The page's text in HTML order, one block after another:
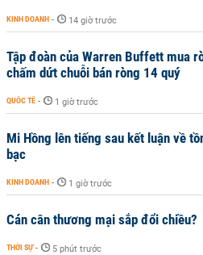
KINH DOANH - 14 giờ trước
Tập đoàn của Warren Buffett mua
chấm dứt chuỗi bán ròng 14 quý
QUỐC TẾ - 1 giờ trước
Mi Hồng lên tiếng sau kết luận về
bạc
KINH DOANH - 1 giờ trước
Cán cân thương mại sắp đổi chiều?
THỜI SỰ - 5 phút trước